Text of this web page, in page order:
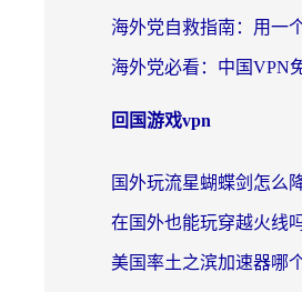
回国游戏vpn